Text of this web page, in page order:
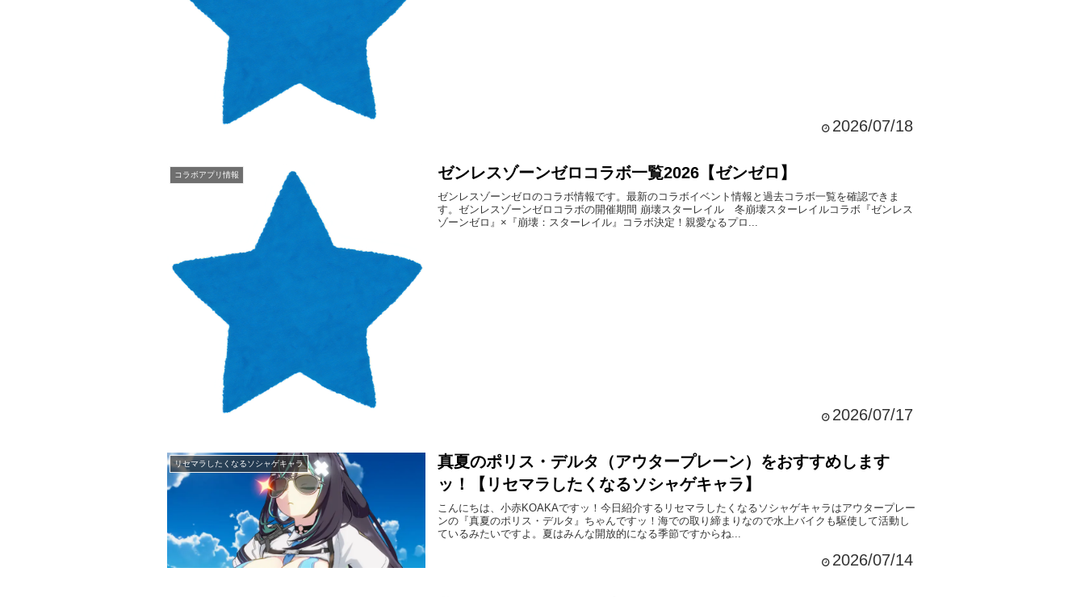
2026/07/18
コラボアプリ情報 ゼンレスゾーンゼロコラボ一覧2026【ゼンゼロ】
ゼンレスゾーンゼロのコラボ情報です。最新のコラボイベント情報と過去コラボ一覧を確認できま
す。ゼンレスゾーンゼロコラボの開催期間 崩壊スターレイル 冬崩壊スターレイルコラボ『ゼンレス
ゾーンゼロ』×『崩壊：スターレイル』コラボ決定！親愛なるプロ...
2026/07/17
リセマラしたくなるソシャゲキャラ
真夏のポリス・デルタ（アウタープレーン）をおすすめします
ッ！【リセマラしたくなるソシャゲキャラ】
こんにちは、小赤KOAKAですッ！今日紹介するリセマラしたくなるソシャゲキャラはアウタープレー
ンの『真夏のポリス・デルタ』ちゃんですッ！海での取り締まりなので水上バイクも駆使して活動し
ているみたいですよ。夏はみんな開放的になる季節ですからね...
2026/07/14